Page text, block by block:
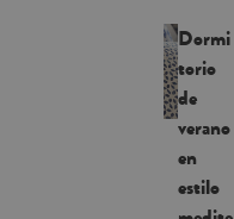
Dormi
torio
de
verano
en
estilo